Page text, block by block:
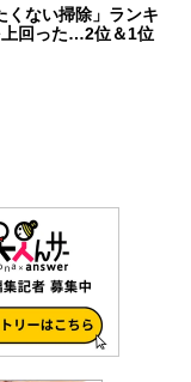
ない掃除」ランキ
回った…2位＆1位